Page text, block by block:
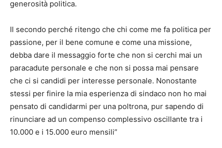
generosità politica.
Il secondo perché ritengo che chi come me fa politica per
passione, per il bene comune e come una missione,
debba dare il messaggio forte che non si cerchi mai un
paracadute personale e che non si possa mai pensare
che ci si candidi per interesse personale. Nonostante
stessi per finire la mia esperienza di sindaco non ho mai
pensato di candidarmi per una poltrona, pur sapendo di
rinunciare ad un compenso complessivo oscillante tra i
10.000 e i 15.000 euro mensili”